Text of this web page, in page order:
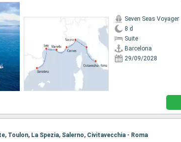
Seven Seas Voyager
8 d
Suite
Barcelona
29/09/2028
Toulon, La Spezia, Salerno, Civitavecchia - Roma